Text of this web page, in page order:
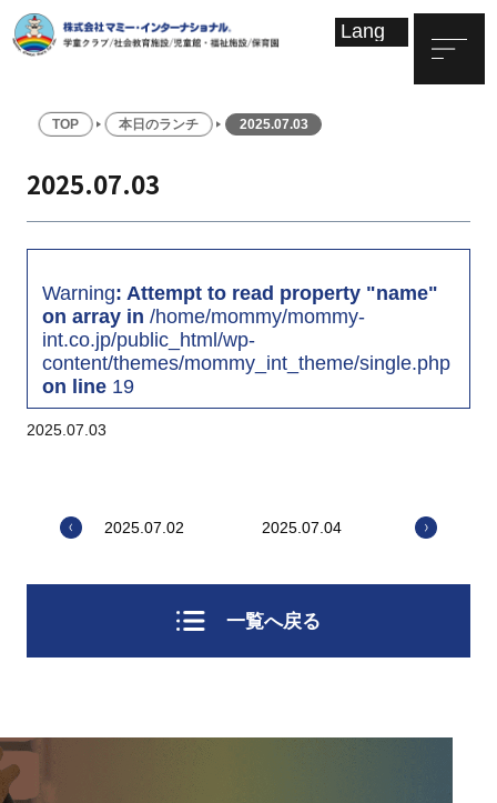
TOP 本日のランチ 2025.07.03
2025.07.03
Warning: Attempt to read property "name"
on array in /home/mommy/mommy-
int.co.jp/public_html/wp-
content/themes/mommy_int_theme/single.php
on line 19
2025.07.03
2025.07.02 2025.07.04
一覧へ戻る